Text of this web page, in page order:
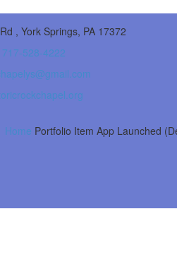
, York Springs, PA 17372
717-528-4222
Home Portfolio Item App Launched